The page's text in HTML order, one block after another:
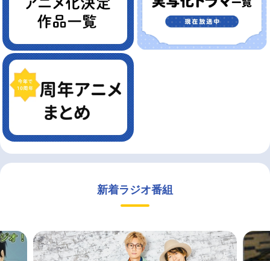
新着ラジオ番組